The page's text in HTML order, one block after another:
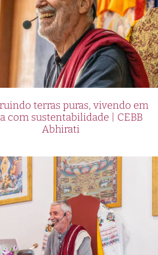
terras puras, vivendo em
com sustentabilidade | CEBB
Abhirati